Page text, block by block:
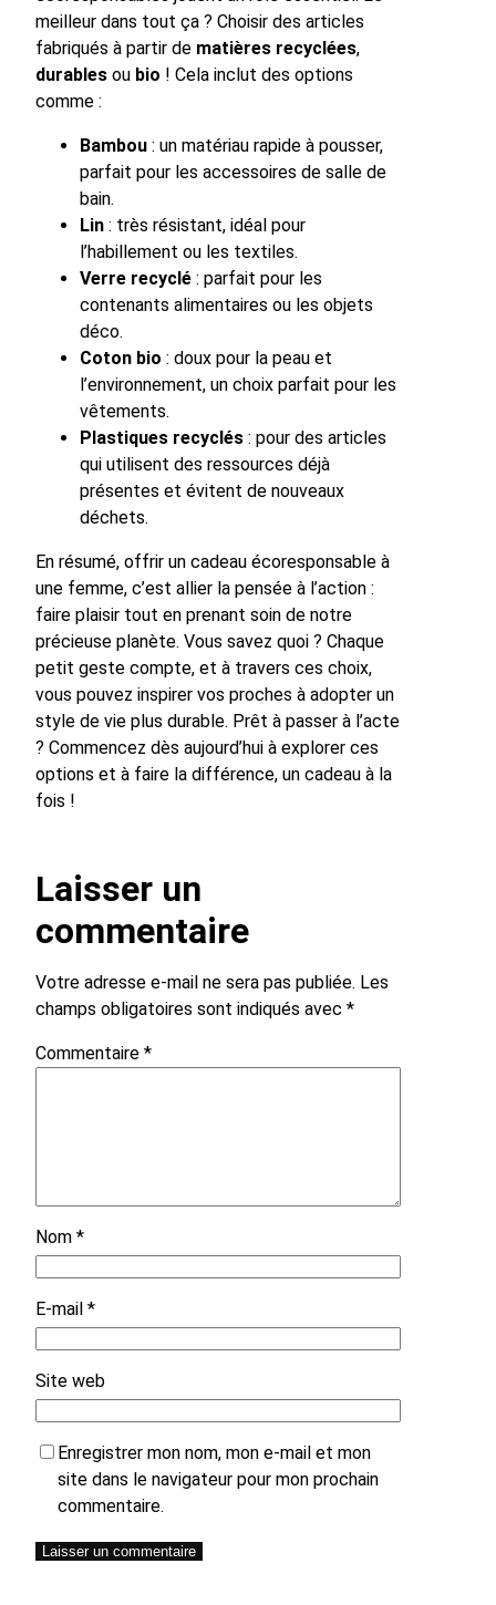
meilleur dans tout ça ? Choisir des articles
fabriqués à partir de matières recyclées,
durables ou bio ! Cela inclut des options
comme :
Bambou : un matériau rapide à pousser,
parfait pour les accessoires de salle de
bain.
Lin : très résistant, idéal pour
l’habillement ou les textiles.
Verre recyclé : parfait pour les
contenants alimentaires ou les objets
déco.
Coton bio : doux pour la peau et
l’environnement, un choix parfait pour les
vêtements.
Plastiques recyclés : pour des articles
qui utilisent des ressources déjà
présentes et évitent de nouveaux
déchets.
En résumé, offrir un cadeau écoresponsable à
une femme, c’est allier la pensée à l’action :
faire plaisir tout en prenant soin de notre
précieuse planète. Vous savez quoi ? Chaque
petit geste compte, et à travers ces choix,
vous pouvez inspirer vos proches à adopter un
style de vie plus durable. Prêt à passer à l’acte
? Commencez dès aujourd’hui à explorer ces
options et à faire la différence, un cadeau à la
fois !
Laisser un
commentaire
Votre adresse e-mail ne sera pas publiée. Les
champs obligatoires sont indiqués avec *
Commentaire *
Nom *
E-mail *
Site web
Enregistrer mon nom, mon e-mail et mon
site dans le navigateur pour mon prochain
commentaire.